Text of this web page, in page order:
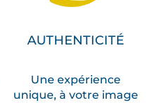
AUTHENTICITÉ
Une expérience
unique, à votre image